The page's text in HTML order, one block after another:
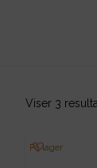
Viser 3
På lager